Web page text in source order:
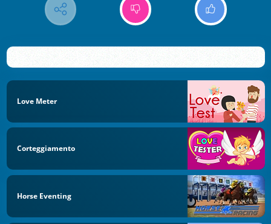
Love Meter
Corteggiamento
Horse Eventing